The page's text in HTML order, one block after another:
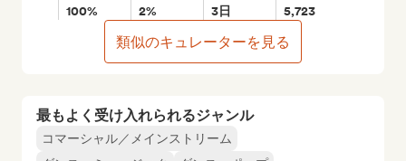
最もよく受け入れられるジャンル
コマーシャル／メインストリーム
100% 2% 3日 5,723
類似のキュレーターを見る